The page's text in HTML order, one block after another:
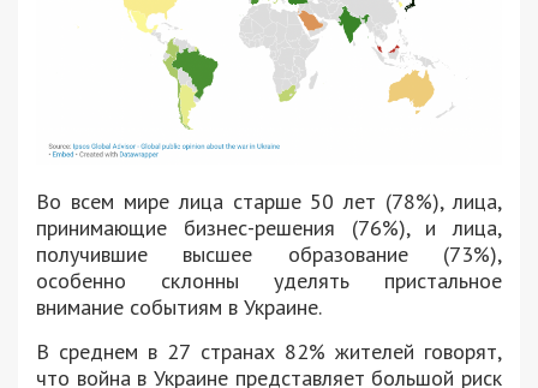
Во всем мире лица старше 50 лет (78%), лица,
принимающие бизнес-решения (76%), и лица,
получившие высшее образование (73%),
особенно склонны уделять пристальное
внимание событиям в Украине.
В среднем в 27 странах 82% жителей говорят,
что война в Украине представляет большой риск